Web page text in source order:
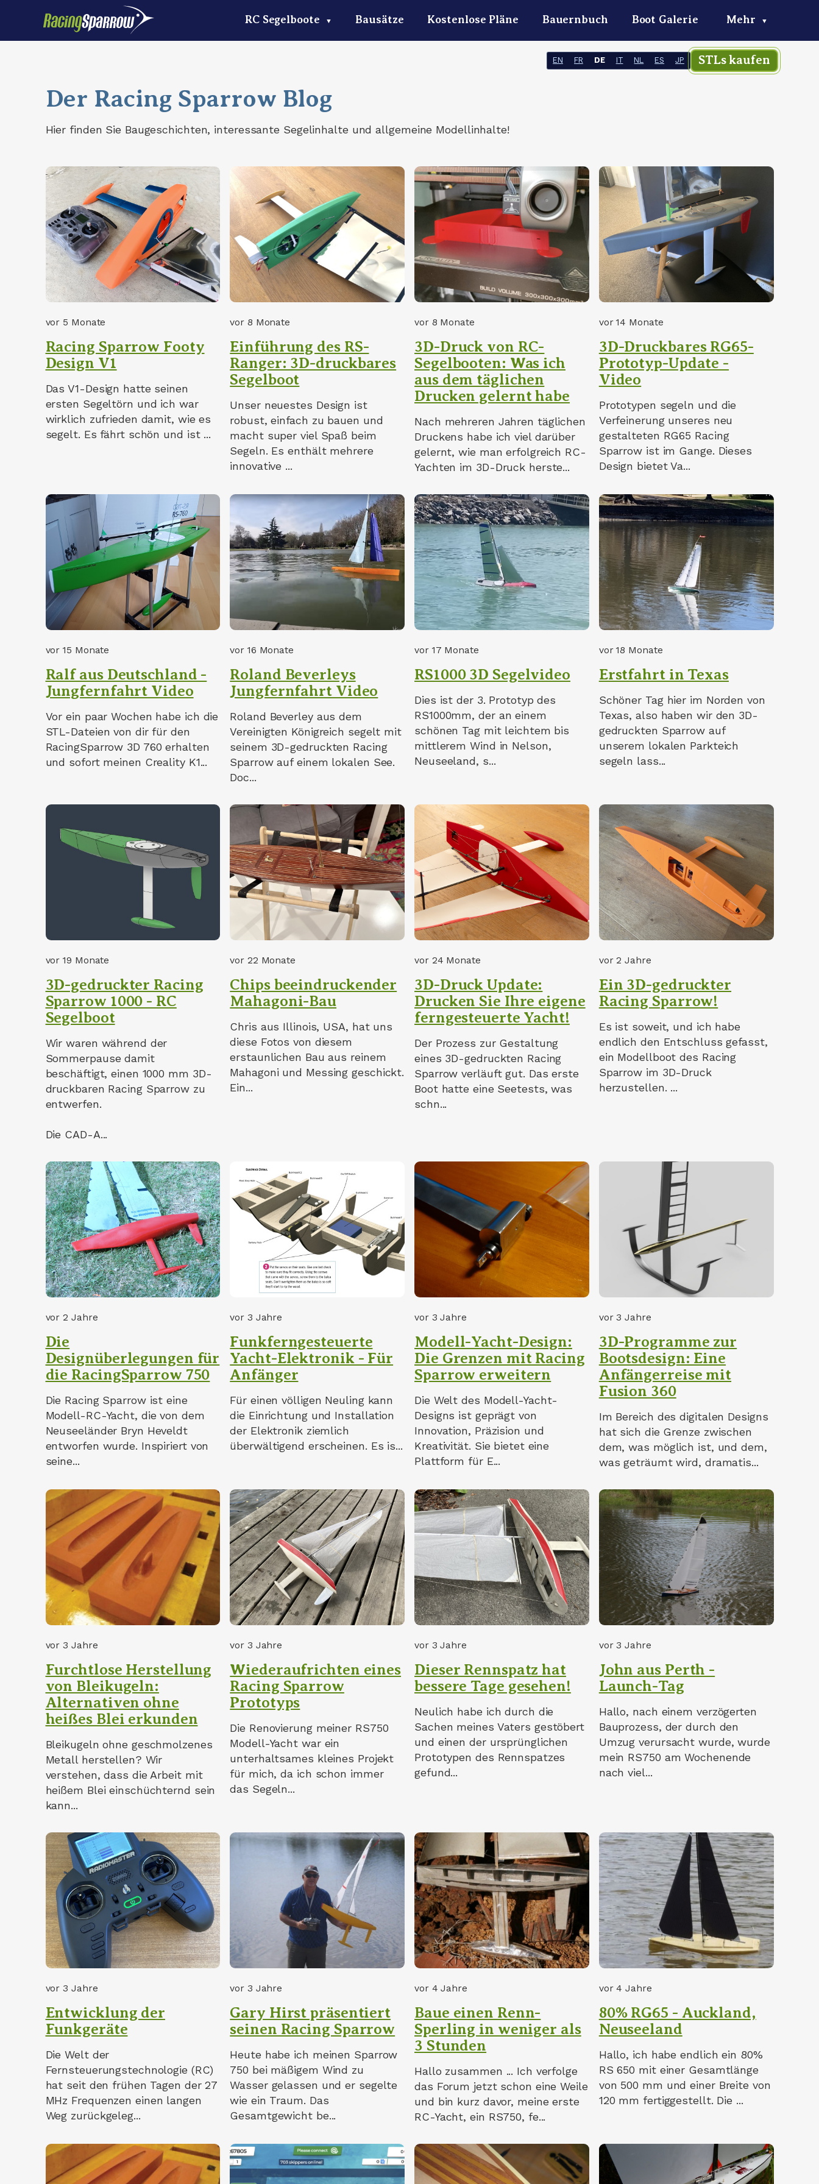
RC Segelboote ▼ Bausätze Kostenlose Pläne Bauernbuch Boot Galerie Mehr ▼
EN FR DE IT NL ES JP STLs kaufen
Der Racing Sparrow Blog
Hier finden Sie Baugeschichten, interessante Segelinhalte und allgemeine Modellinhalte!
vor 5 Monate
Racing Sparrow Footy
Design V1
Das V1-Design hatte seinen
ersten Segeltörn und ich war
wirklich zufrieden damit, wie es
segelt. Es fährt schön und ist ...
vor 8 Monate
Einführung des RS-
Ranger: 3D-druckbares
Segelboot
Unser neuestes Design ist
robust, einfach zu bauen und
macht super viel Spaß beim
Segeln. Es enthält mehrere
innovative ...
vor 8 Monate
3D-Druck von RC-
Segelbooten: Was ich
aus dem täglichen
Drucken gelernt habe
Nach mehreren Jahren täglichen
Druckens habe ich viel darüber
gelernt, wie man erfolgreich RC-
Yachten im 3D-Druck herste...
vor 14 Monate
3D-Druckbares RG65-
Prototyp-Update -
Video
Prototypen segeln und die
Verfeinerung unseres neu
gestalteten RG65 Racing
Sparrow ist im Gange. Dieses
Design bietet Va...
vor 15 Monate
Ralf aus Deutschland -
Jungfernfahrt Video
Vor ein paar Wochen habe ich die
STL-Dateien von dir für den
RacingSparrow 3D 760 erhalten
und sofort meinen Creality K1...
vor 16 Monate
Roland Beverleys
Jungfernfahrt Video
Roland Beverley aus dem
Vereinigten Königreich segelt mit
seinem 3D-gedruckten Racing
Sparrow auf einem lokalen See.
Doc...
vor 17 Monate
RS1000 3D Segelvideo
Dies ist der 3. Prototyp des
RS1000mm, der an einem
schönen Tag mit leichtem bis
mittlerem Wind in Nelson,
Neuseeland, s...
vor 18 Monate
Erstfahrt in Texas
Schöner Tag hier im Norden von
Texas, also haben wir den 3D-
gedruckten Sparrow auf
unserem lokalen Parkteich
segeln lass...
vor 19 Monate
3D-gedruckter Racing
Sparrow 1000 - RC
Segelboot
Wir waren während der
Sommerpause damit
beschäftigt, einen 1000 mm 3D-
druckbaren Racing Sparrow zu
entwerfen.
Die CAD-A...
vor 22 Monate
Chips beeindruckender
Mahagoni-Bau
Chris aus Illinois, USA, hat uns
diese Fotos von diesem
erstaunlichen Bau aus reinem
Mahagoni und Messing geschickt.
Ein...
vor 24 Monate
3D-Druck Update:
Drucken Sie Ihre eigene
ferngesteuerte Yacht!
Der Prozess zur Gestaltung
eines 3D-gedruckten Racing
Sparrow verläuft gut. Das erste
Boot hatte eine Seetests, was
schn...
vor 2 Jahre
Ein 3D-gedruckter
Racing Sparrow!
Es ist soweit, und ich habe
endlich den Entschluss gefasst,
ein Modellboot des Racing
Sparrow im 3D-Druck
herzustellen. ...
vor 2 Jahre
Die
Designüberlegungen für
die RacingSparrow 750
Die Racing Sparrow ist eine
Modell-RC-Yacht, die von dem
Neuseeländer Bryn Heveldt
entworfen wurde. Inspiriert von
seine...
vor 3 Jahre
Funkferngesteuerte
Yacht-Elektronik - Für
Anfänger
Für einen völligen Neuling kann
die Einrichtung und Installation
der Elektronik ziemlich
überwältigend erscheinen. Es is...
vor 3 Jahre
Modell-Yacht-Design:
Die Grenzen mit Racing
Sparrow erweitern
Die Welt des Modell-Yacht-
Designs ist geprägt von
Innovation, Präzision und
Kreativität. Sie bietet eine
Plattform für E...
vor 3 Jahre
3D-Programme zur
Bootsdesign: Eine
Anfängerreise mit
Fusion 360
Im Bereich des digitalen Designs
hat sich die Grenze zwischen
dem, was möglich ist, und dem,
was geträumt wird, dramatis...
vor 3 Jahre
Furchtlose Herstellung
von Bleikugeln:
Alternativen ohne
heißes Blei erkunden
Bleikugeln ohne geschmolzenes
Metall herstellen? Wir
verstehen, dass die Arbeit mit
heißem Blei einschüchternd sein
kann...
vor 3 Jahre
Wiederaufrichten eines
Racing Sparrow
Prototyps
Die Renovierung meiner RS750
Modell-Yacht war ein
unterhaltsames kleines Projekt
für mich, da ich schon immer
das Segeln...
vor 3 Jahre
Dieser Rennspatz hat
bessere Tage gesehen!
Neulich habe ich durch die
Sachen meines Vaters gestöbert
und einen der ursprünglichen
Prototypen des Rennspatzes
gefund...
vor 3 Jahre
John aus Perth -
Launch-Tag
Hallo, nach einem verzögerten
Bauprozess, der durch den
Umzug verursacht wurde, wurde
mein RS750 am Wochenende
nach viel...
vor 3 Jahre
Entwicklung der
Funkgeräte
Die Welt der
Fernsteuerungstechnologie (RC)
hat seit den frühen Tagen der 27
MHz Frequenzen einen langen
Weg zurückgeleg...
vor 3 Jahre
Gary Hirst präsentiert
seinen Racing Sparrow
Heute habe ich meinen Sparrow
750 bei mäßigem Wind zu
Wasser gelassen und er segelte
wie ein Traum. Das
Gesamtgewicht be...
vor 4 Jahre
Baue einen Renn-
Sperling in weniger als
3 Stunden
Hallo zusammen ... Ich verfolge
das Forum jetzt schon eine Weile
und bin kurz davor, meine erste
RC-Yacht, ein RS750, fe...
vor 4 Jahre
80% RG65 - Auckland,
Neuseeland
Hallo, ich habe endlich ein 80%
RS 650 mit einer Gesamtlänge
von 500 mm und einer Breite von
120 mm fertiggestellt. Die ...